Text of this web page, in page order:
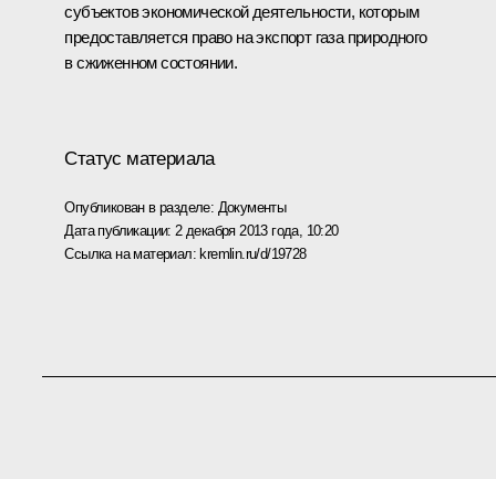
субъектов экономической деятельности, которым
предоставляется право на экспорт газа природного
в сжиженном состоянии.
Статус материала
Опубликован в разделе: Документы
Дата публикации: 2 декабря 2013 года, 10:20
Ссылка на материал: kremlin.ru/d/19728